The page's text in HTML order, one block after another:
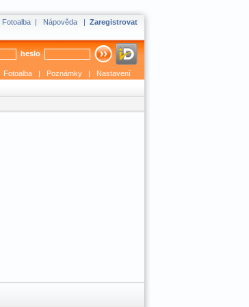
Fotoalba | Nápověda | Zaregistrovat
heslo
Fotoalba | Poznámky | Nastavení